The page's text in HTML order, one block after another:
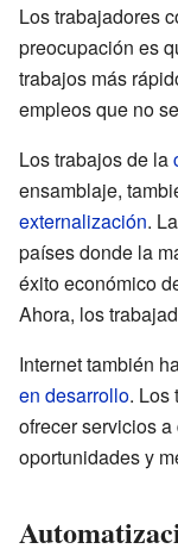
Los trabajadores
preocupación es
trabajos más
empleos que no
Los trabajos de la
ensamblaje,
externalización.
países donde la
éxito económico
Ahora, los
Internet también
en desarrollo. Los
ofrecer servicios
oportunidades y